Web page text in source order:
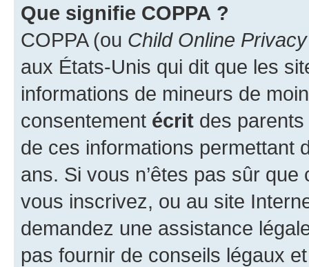
Que signifie COPPA ?
COPPA (ou Child Online
aux États-Unis qui dit que les
informations de mineurs de
consentement écrit des parents
de ces informations permettant
ans. Si vous n’êtes pas sûr
vous inscrivez, ou au site
demandez une assistance
pas fournir de conseils légaux